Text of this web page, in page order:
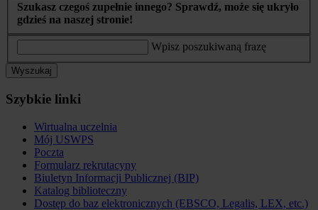
Szukasz czegoś zupełnie innego? Sprawdź, może się ukryło
gdzieś na naszej stronie!
Wpisz poszukiwaną frazę
Wyszukaj
Szybkie linki
Wirtualna uczelnia
Mój USWPS
Poczta
Formularz rekrutacyny
Biuletyn Informacji Publicznej (BIP)
Katalog biblioteczny
Dostęp do baz elektronicznych (EBSCO, Legalis, LEX, etc.)